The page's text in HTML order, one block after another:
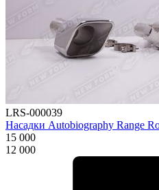
LRS-000039
Насадки Autobiography Range
15 000
12 000